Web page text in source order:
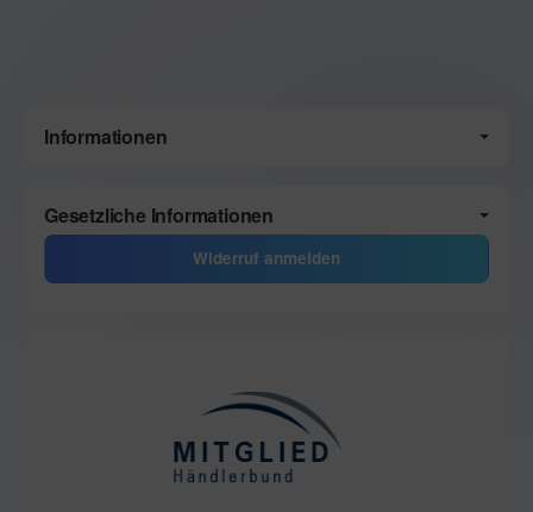
Informationen
Gesetzliche Informationen
Widerruf anmelden